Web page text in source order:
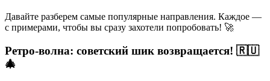
Давайте разберем самые популярные направления. Каждое —
с примерами, чтобы вы сразу захотели попробовать! 🚀
Ретро-волна: советский шик возвращается! 🇷🇺
🎄